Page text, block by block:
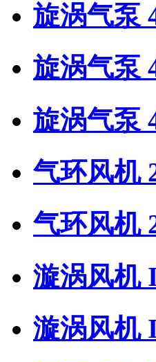
旋涡气泵
旋涡气泵
旋涡气泵
气环风机
气环风机
漩涡风机
漩涡风机